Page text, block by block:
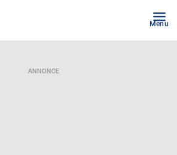
Menu
ANNONCE